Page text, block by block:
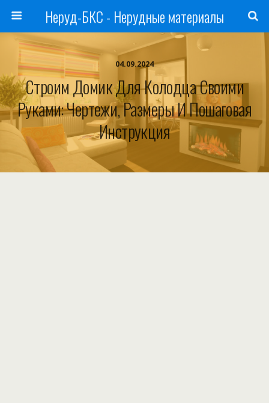
Неруд-БКС - Нерудные материалы
04.09.2024
Строим Домик Для Колодца Своими
Руками: Чертежи, Размеры И Пошаговая
Инструкция